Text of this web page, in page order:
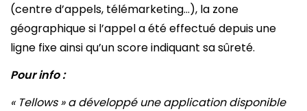
(centre d’appels, télémarketing…), la zone
géographique si l’appel a été effectué depuis une
ligne fixe ainsi qu’un score indiquant sa sûreté.
Pour info :
« Tellows » a développé une application disponible